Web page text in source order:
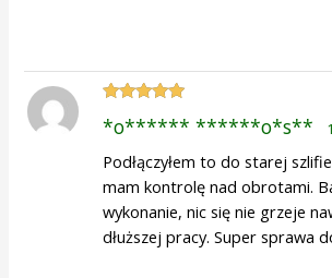
na 5
*o****** ******o*s**
Podłączyłem to do starej
mam kontrolę nad obrotami.
wykonanie, nic się nie grzeje
dłuższej pracy. Super sprawa